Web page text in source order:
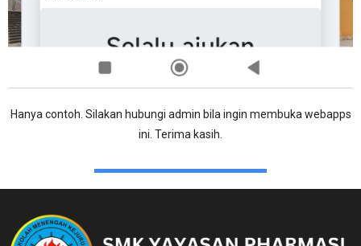
Hanya contoh. Silakan hubungi admin bila ingin membuka webapps
ini. Terima kasih.